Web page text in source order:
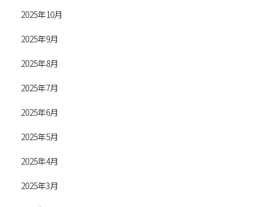
2025年10月
2025年9月
2025年8月
2025年7月
2025年6月
2025年5月
2025年4月
2025年3月